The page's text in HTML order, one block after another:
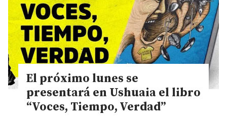
El próximo lunes se
presentará en Ushuaia el libro
“Voces, Tiempo, Verdad”